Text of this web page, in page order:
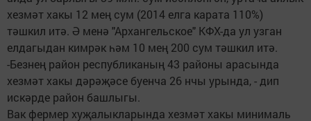
хезмәт хакы 12 мең сум (2014 елга карата 110%)
тәшкил итә. Ә менә "Архангельское" КФХ-да ул узган
елдагыдан кимрәк һәм 10 мең 200 сум тәшкил итә.
-Безнең район республиканың 43 районы арасында
хезмәт хакы дәрәҗәсе буенча 26 нчы урында, - дип
искәрде район башлыгы.
Вак фермер хуҗалыкларында хезмәт хакы минималь